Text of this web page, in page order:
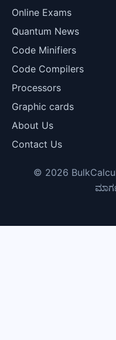
Online Exams
Quantum News
Code Minifiers
Code Compilers
Processors
Graphic cards
About Us
Contact Us
© 2026